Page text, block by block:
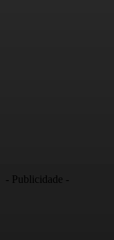
- Publicidade -